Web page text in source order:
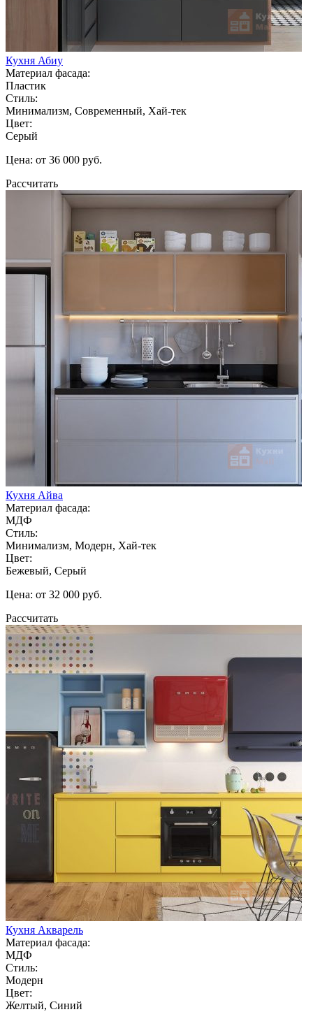
Кухня Абиу
Материал фасада:
Пластик
Стиль:
Минимализм, Современный, Хай-тек
Цвет:
Серый
Цена: от 36 000 руб.
Рассчитать
Кухня Айва
Материал фасада:
МДФ
Стиль:
Минимализм, Модерн, Хай-тек
Цвет:
Бежевый, Серый
Цена: от 32 000 руб.
Рассчитать
Кухня Акварель
Материал фасада:
МДФ
Стиль:
Модерн
Цвет:
Желтый, Синий